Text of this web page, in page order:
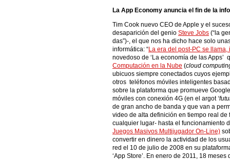
La App Economy anuncia el fin de la
Tim Cook nuevo CEO de Apple y el
desaparición del genio Steve Jobs (“la
das”)-, el que nos ha dicho hace solo
informática: “La era del post-PC se llama,
novedoso de ‘La economía de las
Computación en la Nube (cloud
ubicuos siempre conectados cuyos
otros teléfonos móviles inteligentes
sobre la plataforma que promueve
móviles con conexión 4G (en el argot
de gran ancho de banda y que van a
video de alta definición en tiempo real
cualquier lugar- hasta el funcionamiento
Juegos Masivos Multijugador On-Line)
convertir en dinero la actividad de los
red el 10 de julio de 2008 en su
‘App Store’. En enero de 2011, 18